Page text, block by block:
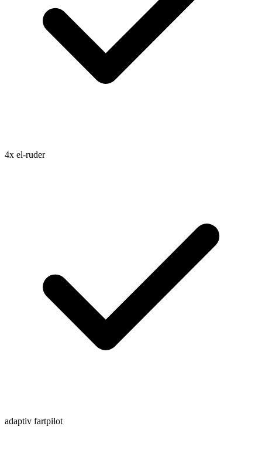
4x el-ruder
adaptiv fartpilot